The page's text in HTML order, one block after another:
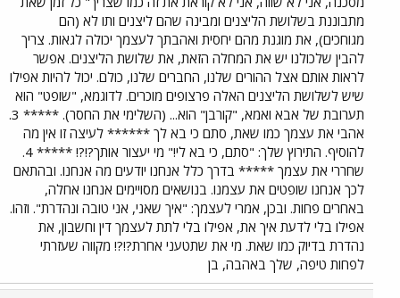
מתבוננת בשלושת הליצנים ומבינה שהם ליצנים ותו לא (הם
מגוחכים), את מוגנת מהם יחסית ואהבתך לעצמך יכולה לגאות. צריך
להבין שלכולנו יש את המחלה הזאת, את שלושת הליצנים. אפשר
לראות אותם אצל ההורים שלנו, החברים שלנו, כולם. יכול להיות אפילו
שיש לשלושת הליצנים האלה פרצופים מוכרים. לדוגמא, "שופט" הוא
תערובת של אבא ואמא, "קורבן" הוא... (השלימי את החסר). ***** 3.
אהבי את עצמך כמו שאת, סתם כי בא לך ****** לעיצה זו אין מה
להוסיף. התירוץ שלך: "סתם, כי בא לי!" מי יעצור אותך?!?! ***** 4.
שחררי את עצמך ***** בדרך כלל אנחנו יודעים מה אנחנו. ובהתאם
לכך אנחנו שופטים את עצמנו. בנושאים מסויימים אנחנו אחלה,
באחרים פחות. ובכן, אמרי לעצמך: "איך שאני, אני טובה ונהדרת". וזהו.
אפילו בלי לדעת איך את, אפילו בלי לתת לעצמך דין וחשבון, את
נהדרת בדיוק כמו שאת. מי את שתטעני אחרת?!?! מקווה שעזרתי
לפחות טיפה, שלך באהבה, בן